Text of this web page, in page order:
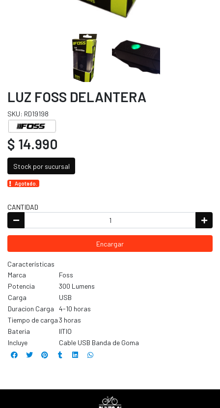
LUZ FOSS DELANTERA
SKU: RD19198
$ 14.990
Stock por sucursal
Agotado.
CANTIDAD
Encargar
Características
Marca
Foss
Potencia
300 Lumens
Carga
USB
Duracion Carga
4-10 horas
Tiempo de carga3 horas
Bateria
lITIO
Incluye
Cable USB Banda de Goma